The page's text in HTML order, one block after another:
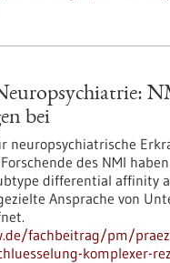
bei
neuropsychiatrische
des NMI
differential affinity
Ansprache von
fachbeitrag/pm/
komplexer-